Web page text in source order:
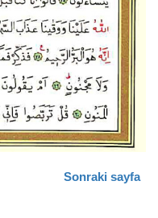
Sonraki sayfa